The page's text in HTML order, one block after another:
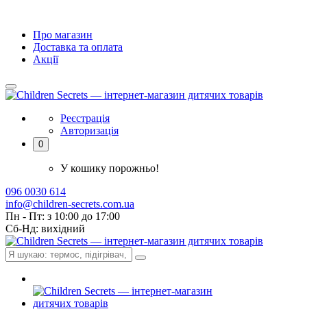
Про магазин
Доставка та оплата
Акції
Реєстрація
Авторизація
0
У кошику порожньо!
096 0030 614
info@children-secrets.com.ua
Пн - Пт: з 10:00 до 17:00
Сб-Нд: вихідний